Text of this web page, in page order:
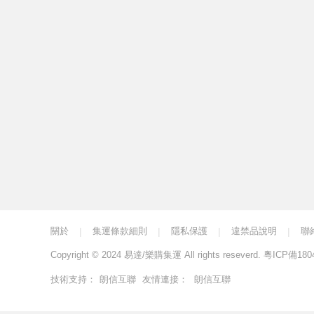
關於 | 集運條款細則 | 隱私保護 | 違禁品說明 | 聯
Copyright © 2024 易達/樂購集運 All rights reseverd. 粵ICP備
技術支持： 朗信互聯 友情連接： 朗信互聯